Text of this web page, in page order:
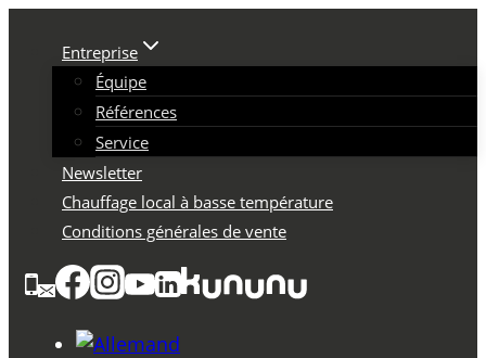
content
Entreprise
Équipe
Références
Service
Newsletter
Chauffage local à basse température
Conditions générales de vente